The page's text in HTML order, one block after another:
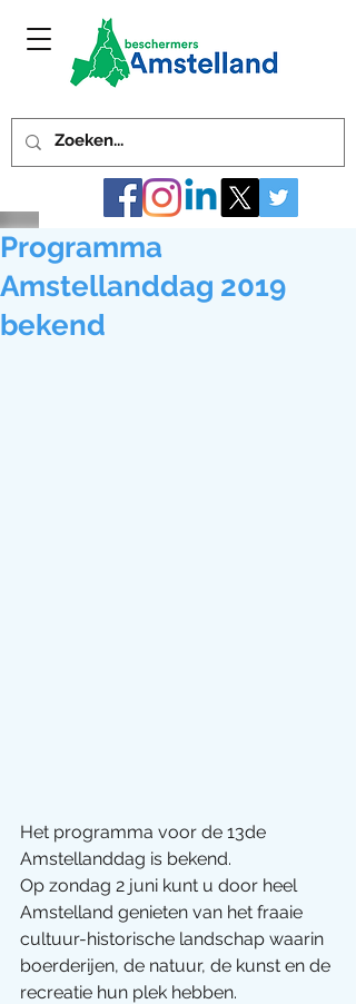
Programma
Amstellanddag 2019
bekend
Het programma voor de 13de
Amstellanddag is bekend.
Op zondag 2 juni kunt u door heel
Amstelland genieten van het fraaie
cultuur-historische landschap waarin
boerderijen, de natuur, de kunst en de
recreatie hun plek hebben.